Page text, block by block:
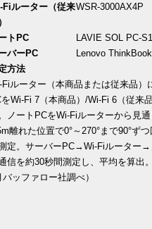
Fiルーター（従来WSR-3000AX4P
トPC
LAVIE SOL PC-
バーPC
Lenovo
方法
Fiルーター（本商品または従来品）
をWi-Fi 7（本商品）/Wi-Fi 6（従来
ノートPCをWi-Fiルーターから見
離れた位置で0°～270°まで90°ず
定。サーバーPC→Wi-Fiルーター→
信を約30秒間測定し、平均を算出
バッファロー社調べ）